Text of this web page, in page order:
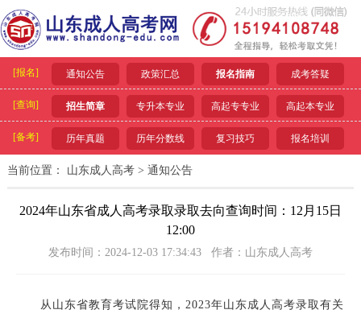
[报名] 通知公告 政策汇总 报名指南 成考答疑
[查询] 招生简章 专升本专业 高起专专业 高起本专业
[备考] 历年真题 历年分数线 复习技巧 报名培训
当前位置： 山东成人高考> 通知公告
2024年山东省成人高考录取录取去向查询时间：12月15日
12:00
发布时间：2024-12-03 17:34:43 作者：山东成人高考
从山东省教育考试院得知，2023年山东成人高考录取有关